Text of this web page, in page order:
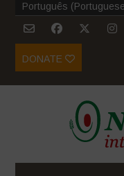
Português (
DONATE